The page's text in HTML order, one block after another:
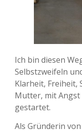
Ich bin diesen
Selbstzweifeln
Klarheit, Freiheit,
Mutter, mit Angst
gestartet.
Als Gründerin